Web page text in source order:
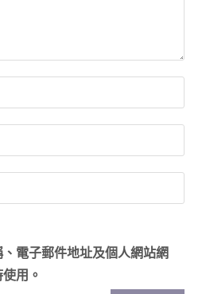
電子郵件地址及個人網站網
用。